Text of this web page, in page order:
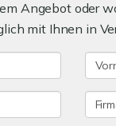
Angebot oder
mit Ihnen in